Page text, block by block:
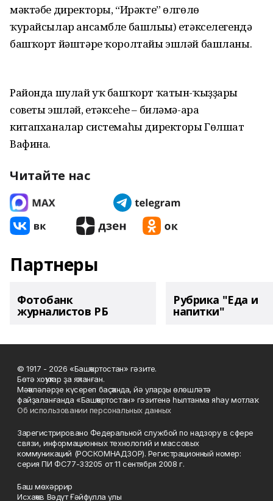
мәктәбе директоры, “Ирәкте” өлгөлө
ҡурайсылар ансамбле башлығы) етәкселегендә
башҡорт йәштәре ҡоролтайы эшләй башланы.
Районда шулай уҡ башҡорт ҡатын-ҡыҙҙары
советы эшләй, етәксеһе – биләмә-ара
китапханалар системаһы директоры Гөлшат
Вафина.
Читайте нас
Партнеры
Фотобанк
журналистов РБ
Рубрика "Еда и
напитки"
© 1917 - 2026 «Башҡортостан» гәзите.
Бөтә хоҡуҡтар ҙа яҡланған.
Мәҡәләләрҙе күсереп баҫҡанда, йә уларҙы өлөшләтә
файҙаланғанда «Башҡортостан» гәзитенә һылтанма яһау мотлаҡ.
Об использовании персональных данных
Зарегистрировано Федеральной службой по надзору в сфере
связи, информационных технологий и массовых
коммуникаций (РОСКОМНАДЗОР). Регистрационный номер:
серия ПИ ФС77-33205 от 11 сентября 2008 г.
Баш мөхәррир
Исхаҡов Вәдүт Ғәйфулла улы